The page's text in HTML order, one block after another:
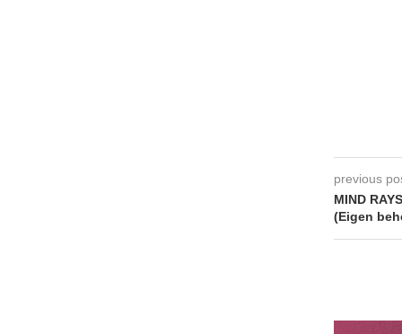
previous
MIND
(Eigen